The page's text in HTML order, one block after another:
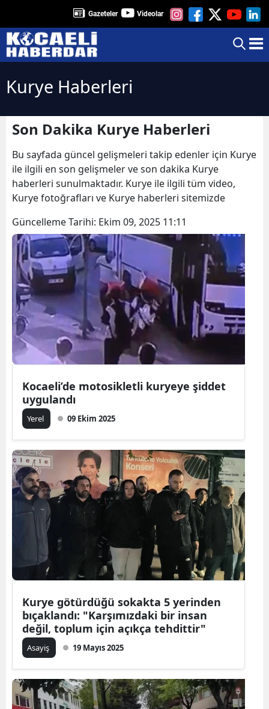
Gazeteler Videolar
Kurye Haberleri
Son Dakika Kurye Haberleri
Bu sayfada güncel gelişmeleri takip edenler için Kurye
ile ilgili en son gelişmeler ve son dakika Kurye
haberleri sunulmaktadır. Kurye ile ilgili tüm video,
Kurye fotoğrafları ve Kurye haberleri sitemizde
Güncelleme Tarihi: Ekim 09, 2025 11:11
Kocaeli’de motosikletli kuryeye şiddet
uygulandı
Yerel 09 Ekim 2025
Kurye götürdüğü sokakta 5 yerinden
bıçaklandı: "Karşımızdaki bir insan
değil, toplum için açıkça tehdittir"
Asayiş 19 Mayıs 2025